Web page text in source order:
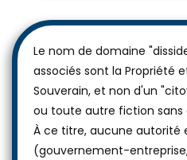
Le nom de domaine
associés sont la Propriété
Souverain, et non d'un
ou toute autre fiction sans
À ce titre, aucune autorité
(gouvernement-